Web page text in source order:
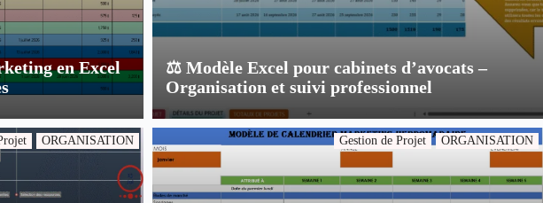
en Excel
⚖️ Modèle Excel pour cabinets d’avocats –
Organisation et suivi professionnel
ORGANISATION Gestion de Projet ORGANISATION